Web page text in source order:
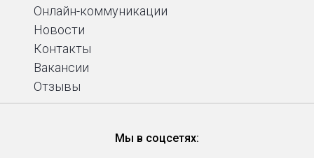
Онлайн-коммуникации
Новости
Контакты
Вакансии
Отзывы
Мы в соцсетях: